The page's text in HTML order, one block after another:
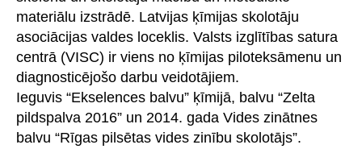
materiālu izstrādē. Latvijas ķīmijas skolotāju
asociācijas valdes loceklis. Valsts izglītības satura
centrā (VISC) ir viens no ķīmijas piloteksāmenu un
diagnosticējošo darbu veidotājiem.
Ieguvis “Ekselences balvu” ķīmijā, balvu “Zelta
pildspalva 2016” un 2014. gada Vides zinātnes
balvu “Rīgas pilsētas vides zinību skolotājs”.